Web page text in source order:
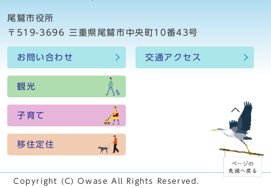
尾鷲市役所
〒519-3696 三重県尾鷲市中央町10番43号
お問い合わせ 交通アクセス
観光
子育て
移住定住
Copyright (C) Owase All Rights Reserved.